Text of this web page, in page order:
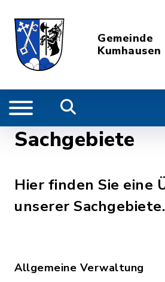
Gemeinde
Kumhausen
Sachgebiete
Hier finden Sie eine
unserer Sachgebiete.
Allgemeine Verwaltung